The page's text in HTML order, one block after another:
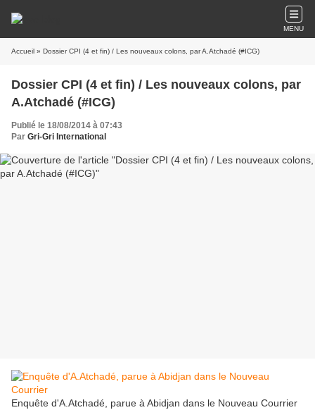
MENU
Accueil » Dossier CPI (4 et fin) / Les nouveaux colons, par A.Atchadé (#ICG)
Dossier CPI (4 et fin) / Les nouveaux colons, par
A.Atchadé (#ICG)
Publié le 18/08/2014 à 07:43
Par Gri-Gri International
Enquête d'A.Atchadé, parue à Abidjan dans le Nouveau Courrier